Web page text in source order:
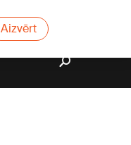
Aizvērt